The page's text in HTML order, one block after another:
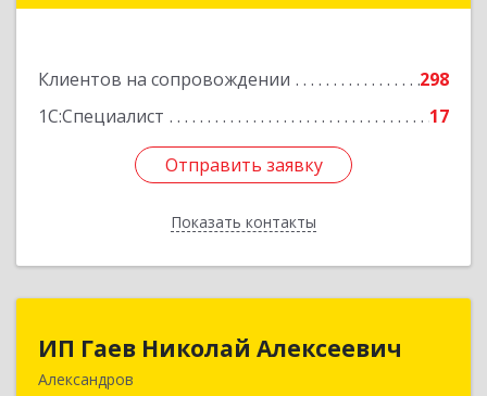
Клиентов на сопровождении
298
1С:Специалист
17
Отправить заявку
Показать контакты
Отправить заявку
Назад
ИП Гаев Николай Алексеевич
Александров
ИП Гаев Николай Алексеевич
601650, Владимирская обл, Александровский р-